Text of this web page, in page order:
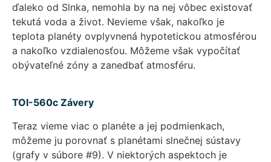
ďaleko od Slnka, nemohla by na nej vôbec existovať
tekutá voda a život. Nevieme však, nakoľko je
teplota planéty ovplyvnená hypotetickou atmosférou
a nakoľko vzdialenosťou. Môžeme však vypočítať
obývateľné zóny a zanedbať atmosféru.
TOI-560c Závery
Teraz vieme viac o planéte a jej podmienkach,
môžeme ju porovnať s planétami slnečnej sústavy
(grafy v súbore #9). V niektorých aspektoch je